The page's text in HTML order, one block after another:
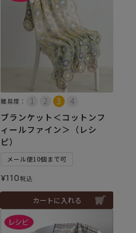
難易度：
ブランケット＜コットンフ
ィールファイン＞（レシ
ピ）
メール便10個まで可
¥110税込
カートに入れる